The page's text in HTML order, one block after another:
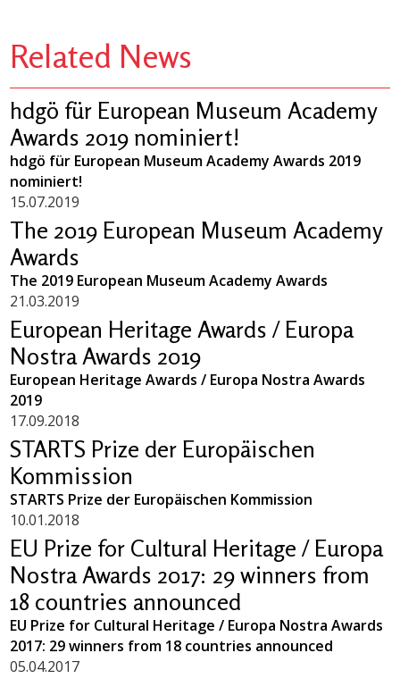
Related News
hdgö für European Museum Academy
Awards 2019 nominiert!
hdgö für European Museum Academy Awards 2019
nominiert!
15.07.2019
The 2019 European Museum Academy
Awards
The 2019 European Museum Academy Awards
21.03.2019
European Heritage Awards / Europa
Nostra Awards 2019
European Heritage Awards / Europa Nostra Awards
2019
17.09.2018
STARTS Prize der Europäischen
Kommission
STARTS Prize der Europäischen Kommission
10.01.2018
EU Prize for Cultural Heritage / Europa
Nostra Awards 2017: 29 winners from
18 countries announced
EU Prize for Cultural Heritage / Europa Nostra Awards
2017: 29 winners from 18 countries announced
05.04.2017